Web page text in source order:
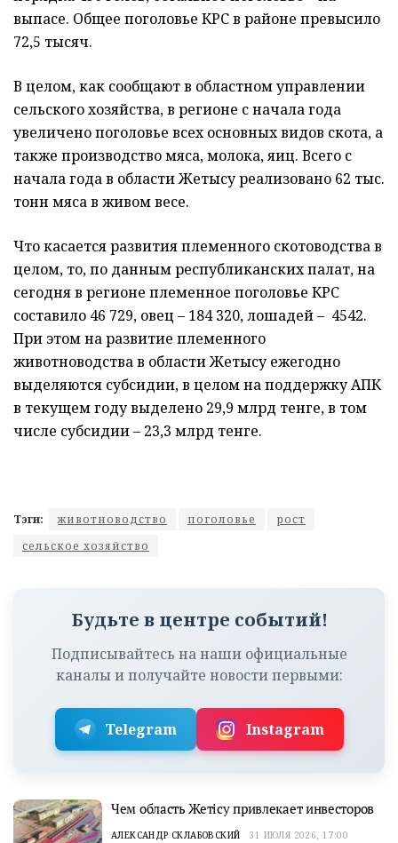
выпасе. Общее поголовье КРС в районе превысило
72,5 тысяч.
В целом, как сообщают в областном управлении
сельского хозяйства, в регионе с начала года
увеличено поголовье всех основных видов скота, а
также производство мяса, молока, яиц. Всего с
начала года в области Жетысу реализовано 62 тыс.
тонн мяса в живом весе.
Что касается развития племенного скотоводства в
целом, то, по данным республиканских палат, на
сегодня в регионе племенное поголовье КРС
составило 46 729, овец – 184 320, лошадей – 4542.
При этом на развитие племенного
животноводства в области Жетысу ежегодно
выделяются субсидии, в целом на поддержку АПК
в текущем году выделено 29,9 млрд тенге, в том
числе субсидии – 23,3 млрд тенге.
Тэги: животноводство поголовье
рост
сельское хозяйство
Будьте в центре событий!
Подписывайтесь на наши официальные
каналы и получайте новости первыми:
Telegram Instagram
Чем область Жетісу привлекает инвесторов
АЛЕКСАНДР СКЛАБОВСКИЙ 31 ИЮЛЯ 2026, 17:00